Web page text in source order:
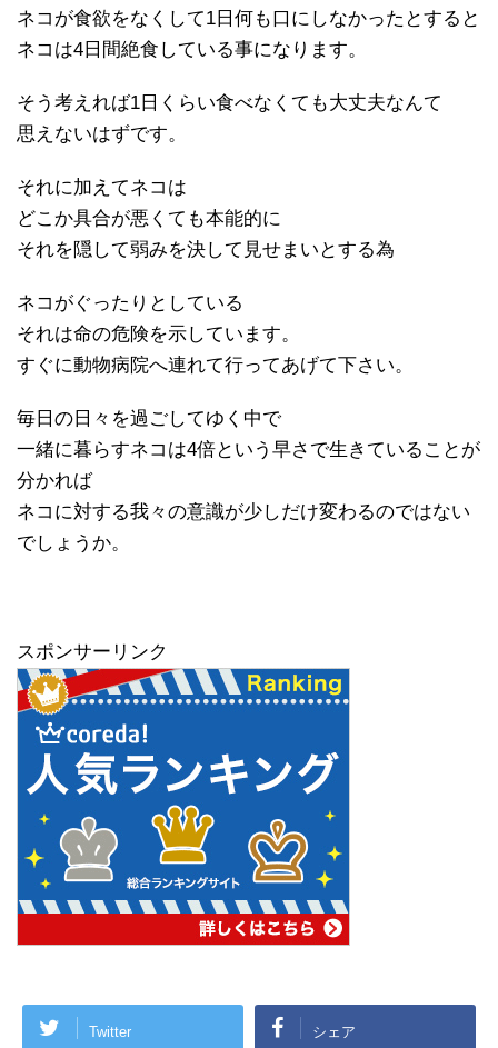
ネコが食欲をなくして1日何も口にしなかったとすると
ネコは4日間絶食している事になります。
そう考えれば1日くらい食べなくても大丈夫なんて
思えないはずです。
それに加えてネコは
どこか具合が悪くても本能的に
それを隠して弱みを決して見せまいとする為
ネコがぐったりとしている
それは命の危険を示しています。
すぐに動物病院へ連れて行ってあげて下さい。
毎日の日々を過ごしてゆく中で
一緒に暮らすネコは4倍という早さで生きていることが
分かれば
ネコに対する我々の意識が少しだけ変わるのではない
でしょうか。
スポンサーリンク
Twitter シェア